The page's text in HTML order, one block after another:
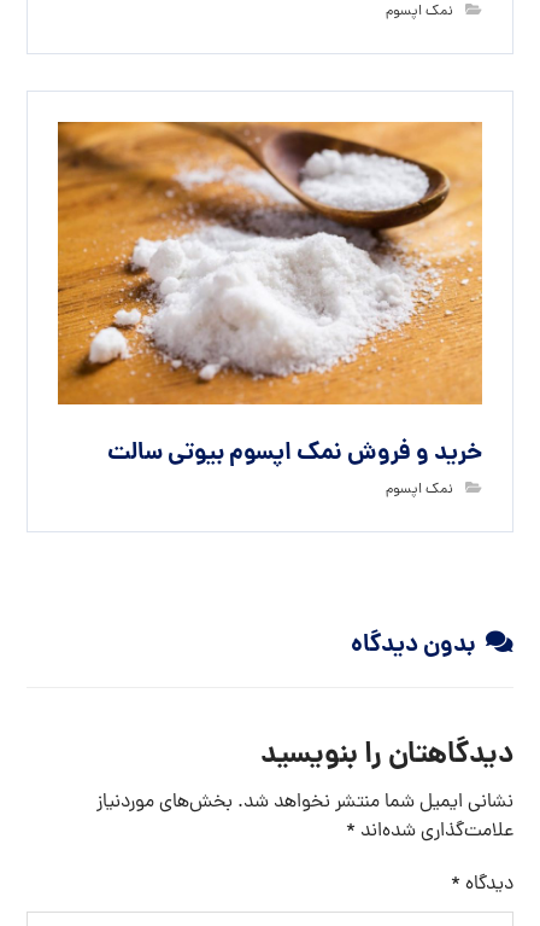
نمک اپسوم
خرید و فروش نمک اپسوم بیوتی سالت
نمک اپسوم
بدون دیدگاه
دیدگاهتان را بنویسید
نشانی ایمیل شما منتشر نخواهد شد. بخش‌های موردنیاز
علامت‌گذاری شده‌اند *
دیدگاه *